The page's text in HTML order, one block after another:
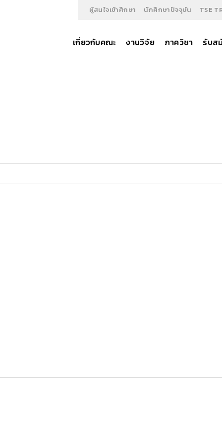
ผู้สนใจเข้าศึกษา นักศึกษาปัจจุบัน TSE
เกี่ยวกับคณะ งานวิจัย ภาควิชา รับส